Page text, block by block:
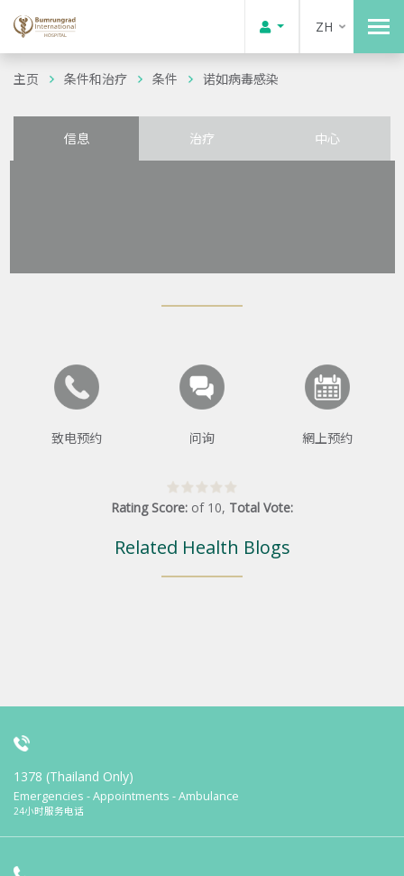
ZH
主页 条件和治疗 条件 诺如病毒感染
信息 治疗 中心
致电预约 问询 網上预约
Rating Score: of 10, Total Vote:
Related Health Blogs
1378 (Thailand Only)
Emergencies - Appointments - Ambulance
24小时服务电话